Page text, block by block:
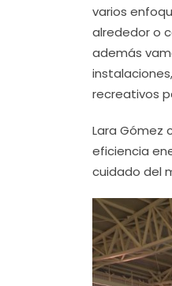
varios
alrededor o
además
recreativos
Lara Gómez
eficiencia
cuidado del